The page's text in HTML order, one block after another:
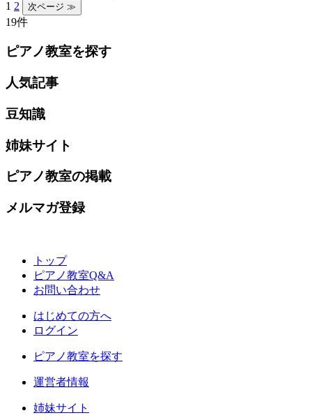
1 2
19件
ピアノ教室を探す
人気記事
豆知識
姉妹サイト
ピアノ教室の掲載
メルマガ登録
トップ
ピアノ教室Q&A
お問い合わせ
はじめての方へ
ログイン
ピアノ教室を探す
運営者情報
姉妹サイト